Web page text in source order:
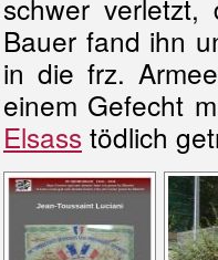
schwer
Bauer fand ihn
in die frz.
einem Gefecht
Elsass tödlich